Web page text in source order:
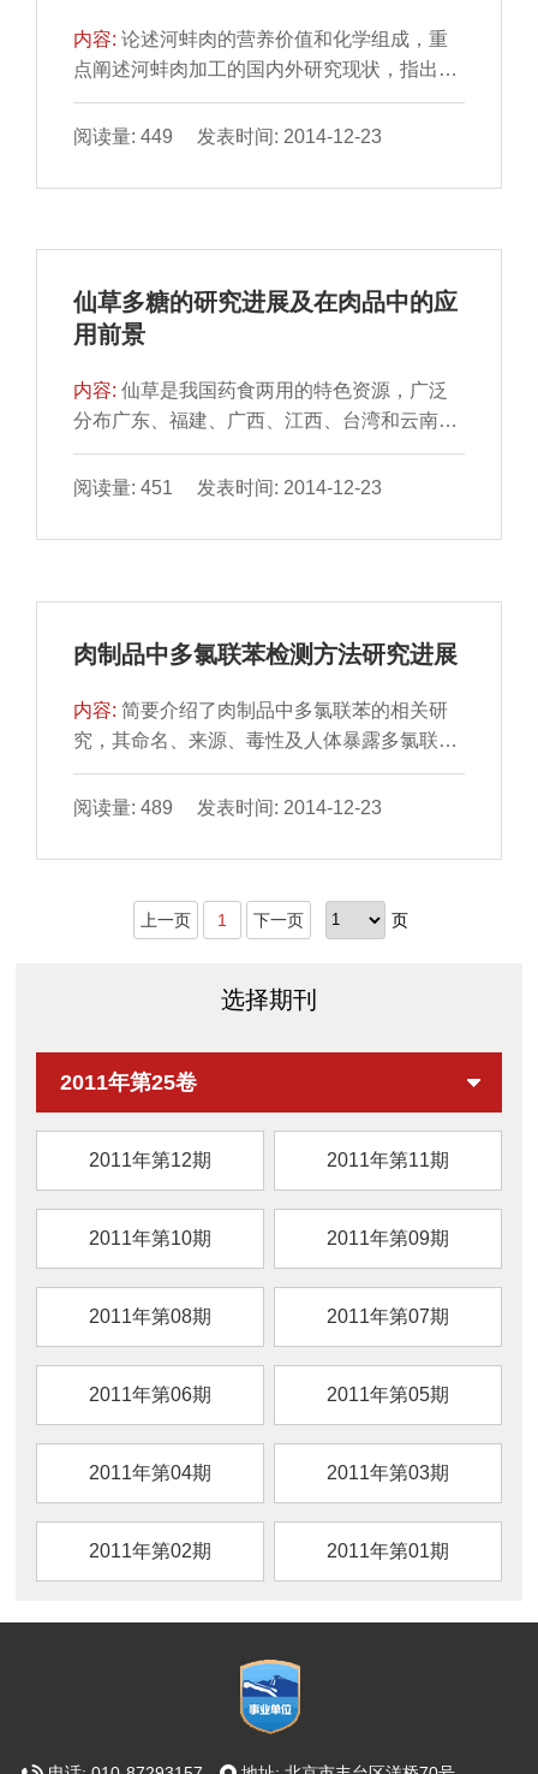
内容:论述河蚌肉的营养价值和化学组成，重
点阐述河蚌肉加工的国内外研究现状，指出我
国河蚌肉制品研发过 程中存在的主要问题，并
对我国河蚌肉加...
阅读量: 449 发表时间: 2014-12-23
仙草多糖的研究进展及在肉品中的应
用前景
内容:仙草是我国药食两用的特色资源，广泛
分布广东、福建、广西、江西、台湾和云南等
地，而仙草多糖是仙 草中含量最多、应用最为
广泛的有效成分...
阅读量: 451 发表时间: 2014-12-23
肉制品中多氯联苯检测方法研究进展
内容:简要介绍了肉制品中多氯联苯的相关研
究，其命名、来源、毒性及人体暴露多氯联苯
的主要途径等。分前 处理和检测两个部分详细
阐述了目前国内...
阅读量: 489 发表时间: 2014-12-23
上一页 1 下一页 页
选择期刊
2011年第25卷
2011年第12期 2011年第11期
2011年第10期 2011年第09期
2011年第08期 2011年第07期
2011年第06期 2011年第05期
2011年第04期 2011年第03期
2011年第02期 2011年第01期